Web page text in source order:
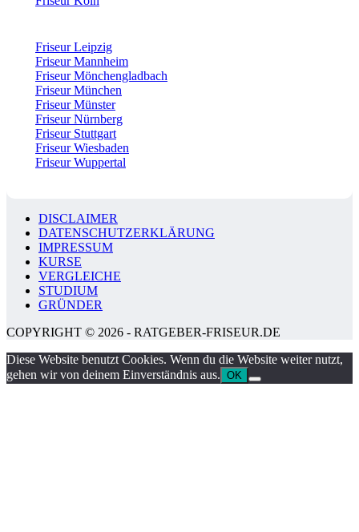
Friseur Leipzig
Friseur Mannheim
Friseur Mönchengladbach
Friseur München
Friseur Münster
Friseur Nürnberg
Friseur Stuttgart
Friseur Wiesbaden
Friseur Wuppertal
DISCLAIMER
DATENSCHUTZERKLÄRUNG
IMPRESSUM
KURSE
VERGLEICHE
STUDIUM
GRÜNDER
COPYRIGHT © 2026 - RATGEBER-FRISEUR.DE
Diese Website benutzt Cookies. Wenn du die Website weiter nutzt,
gehen wir von deinem Einverständnis aus. OK